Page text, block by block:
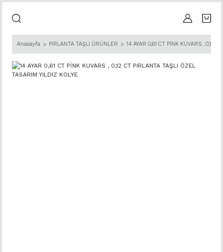
Anasayfa PIRLANTA TAŞLI ÜRÜNLER 14 AYAR 0,61 CT PİNK KUVARS , 0,12